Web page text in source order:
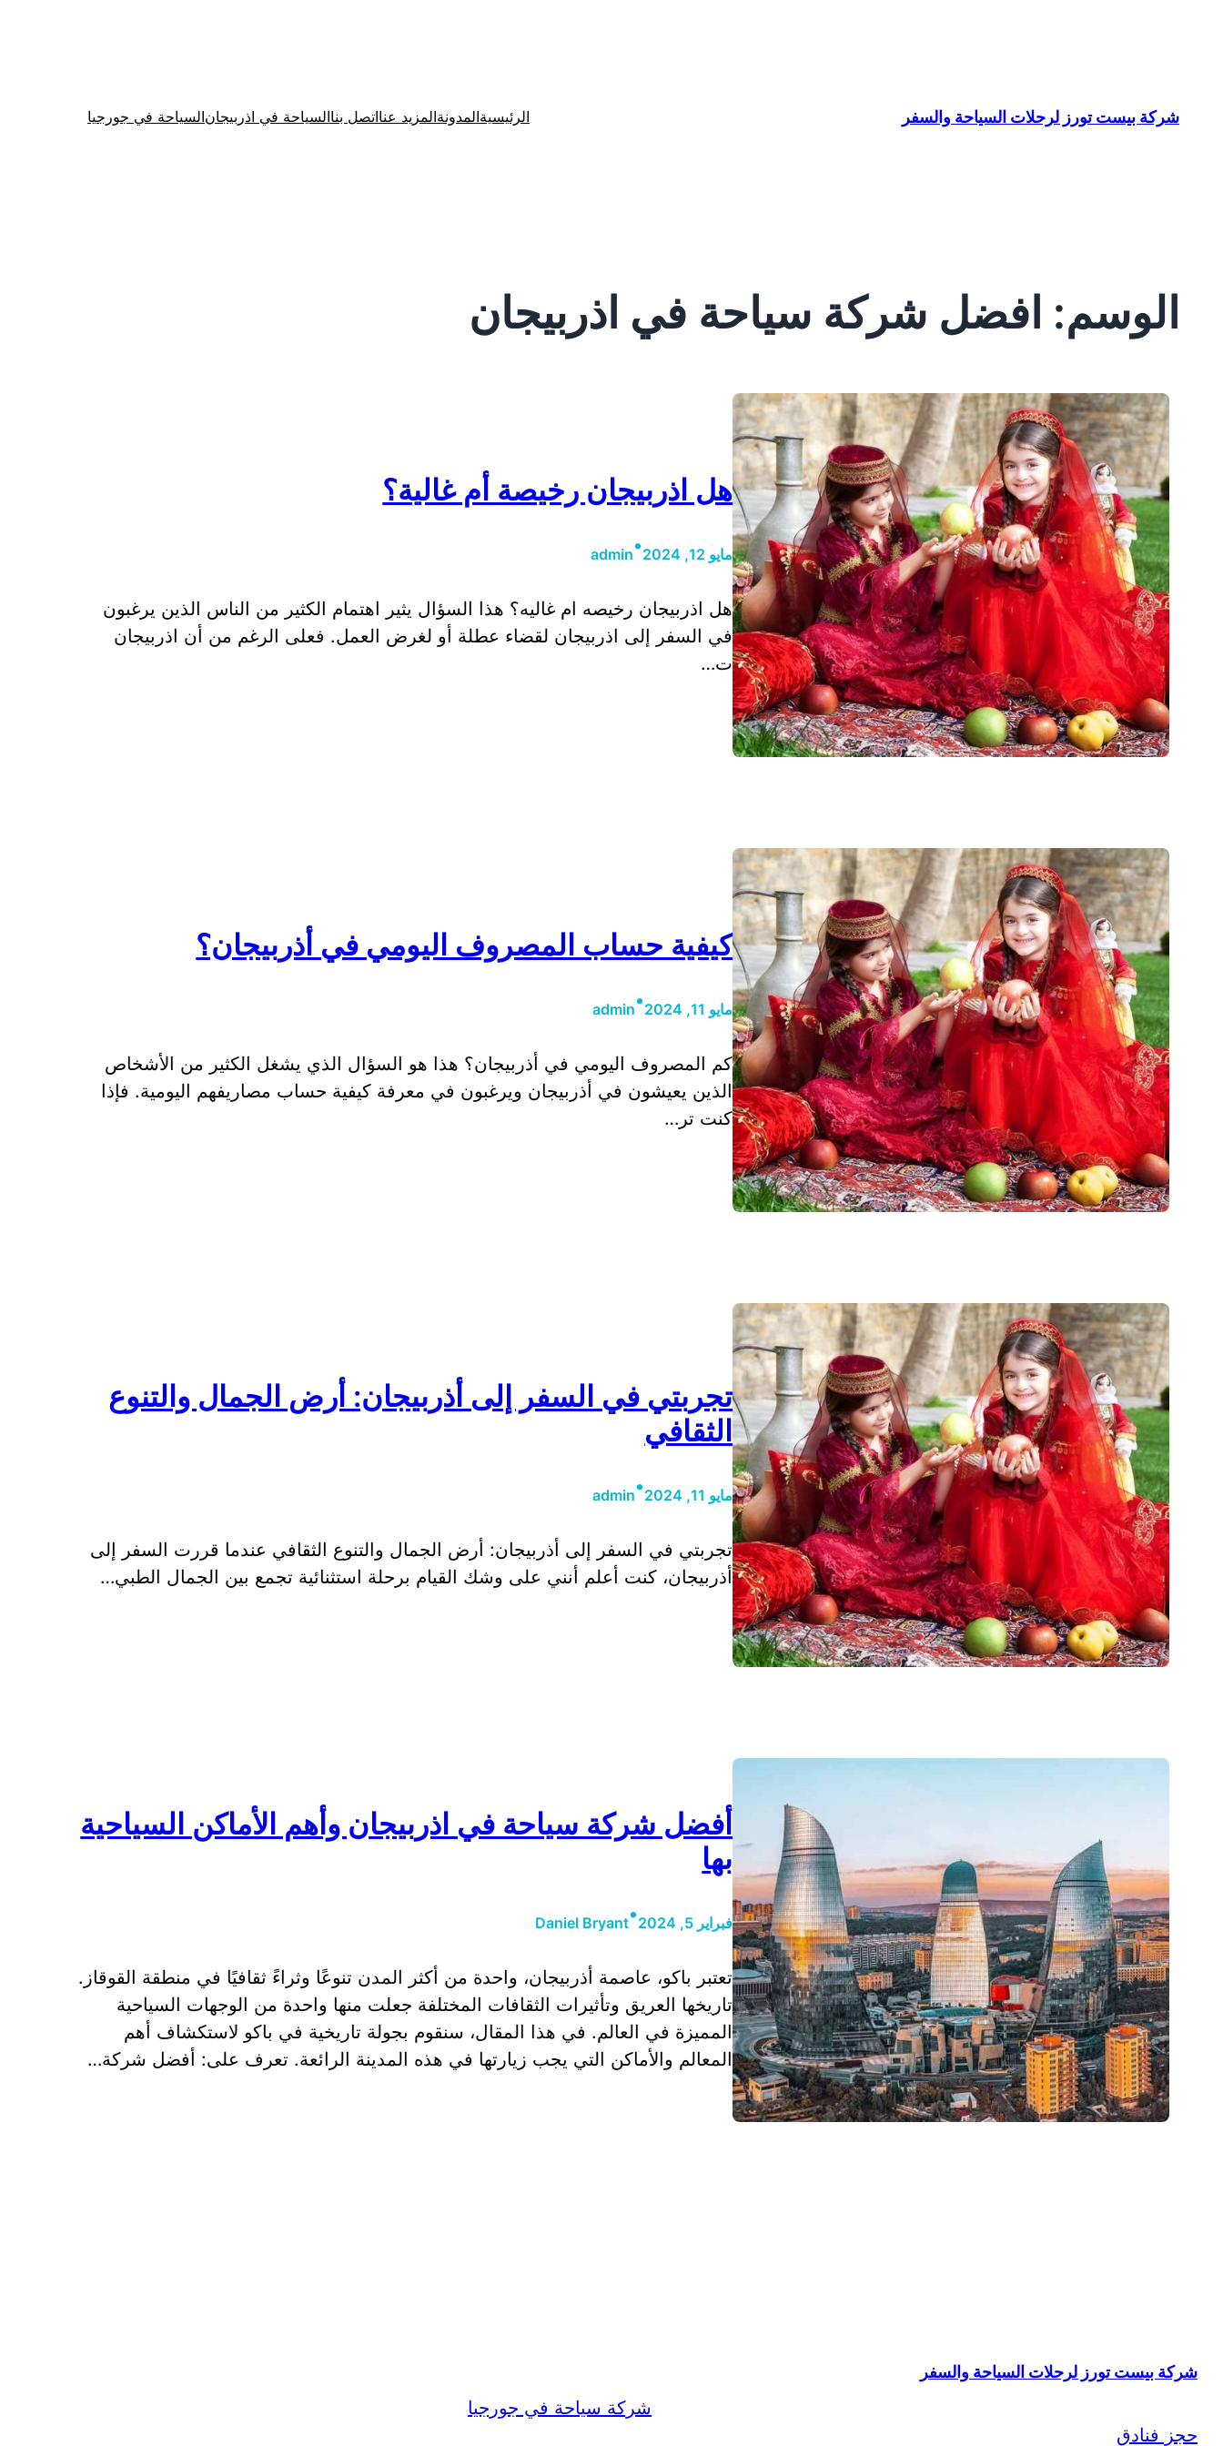
شركة بيست تورز لرحلات السياحة والسفر الرئيسيةالمدونةالمزيد عنااتصل بناالسياحة في اذربيجانالسياحة في جورجيا
الوسم: افضل شركة سياحة في اذربيجان
هل اذربيجان رخيصة أم غالية؟
مايو 12, 2024 •
admin
هل اذربيجان رخيصه ام غاليه؟ هذا السؤال يثير اهتمام الكثير من الناس الذين يرغبون
في السفر إلى اذربيجان لقضاء عطلة أو لغرض العمل. فعلى الرغم من أن اذربيجان
ت…
كيفية حساب المصروف اليومي في أذربيجان؟
مايو 11, 2024 •
admin
كم المصروف اليومي في أذربيجان؟ هذا هو السؤال الذي يشغل الكثير من الأشخاص
الذين يعيشون في أذربيجان ويرغبون في معرفة كيفية حساب مصاريفهم اليومية. فإذا
كنت تر…
تجربتي في السفر إلى أذربيجان: أرض الجمال والتنوع
الثقافي
مايو 11, 2024 •
admin
تجربتي في السفر إلى أذربيجان: أرض الجمال والتنوع الثقافي عندما قررت السفر إلى
أذربيجان، كنت أعلم أنني على وشك القيام برحلة استثنائية تجمع بين الجمال الطبي…
أفضل شركة سياحة في اذربيجان وأهم الأماكن السياحية
بها
فبراير 5, 2024 •
Daniel Bryant
تعتبر باكو، عاصمة أذربيجان، واحدة من أكثر المدن تنوعًا وثراءً ثقافيًا في منطقة القوقاز.
تاريخها العريق وتأثيرات الثقافات المختلفة جعلت منها واحدة من الوجهات السياحية
المميزة في العالم. في هذا المقال، سنقوم بجولة تاريخية في باكو لاستكشاف أهم
المعالم والأماكن التي يجب زيارتها في هذه المدينة الرائعة. تعرف على: أفضل شركة…
شركة بيست تورز لرحلات السياحة والسفر
حجز فنادق
شركة سياحة في جورجيا